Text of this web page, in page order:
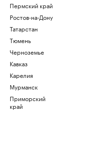
Пермский край
Ростов-на-Дону
Татарстан
Тюмень
Черноземье
Кавказ
Карелия
Мурманск
Приморский
край